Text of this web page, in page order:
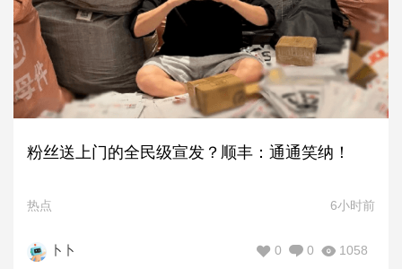
粉丝送上门的全民级宣发？顺丰：通通笑纳！
热点 6小时前
卜卜 1058
0
0